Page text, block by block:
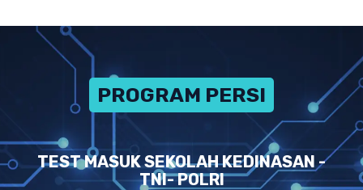
PROGRAM PERSIAPAN
TEST MASUK SEKOLAH KEDINASAN -
TNI- POLRI